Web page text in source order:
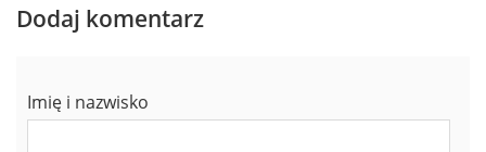
Dodaj komentarz
Imię i nazwisko